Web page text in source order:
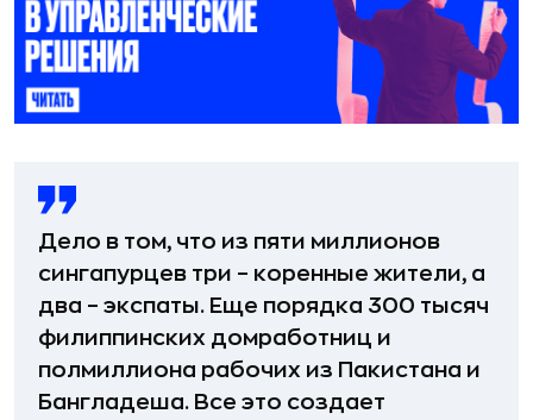
Дело в том, что из пяти миллионов
сингапурцев три – коренные жители, а
два – экспаты. Еще порядка 300 тысяч
филиппинских домработниц и
полмиллиона рабочих из Пакистана и
Бангладеша. Все это создает